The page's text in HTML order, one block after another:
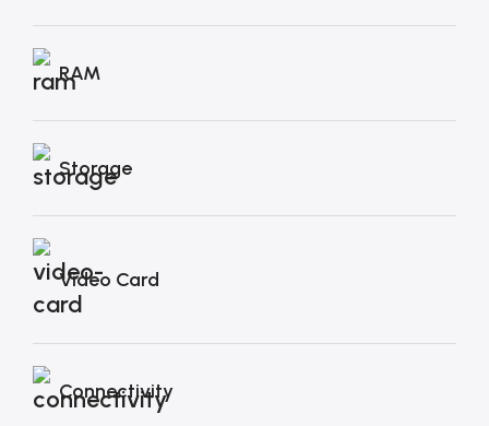
RAM
Storage
Video Card
Connectivity